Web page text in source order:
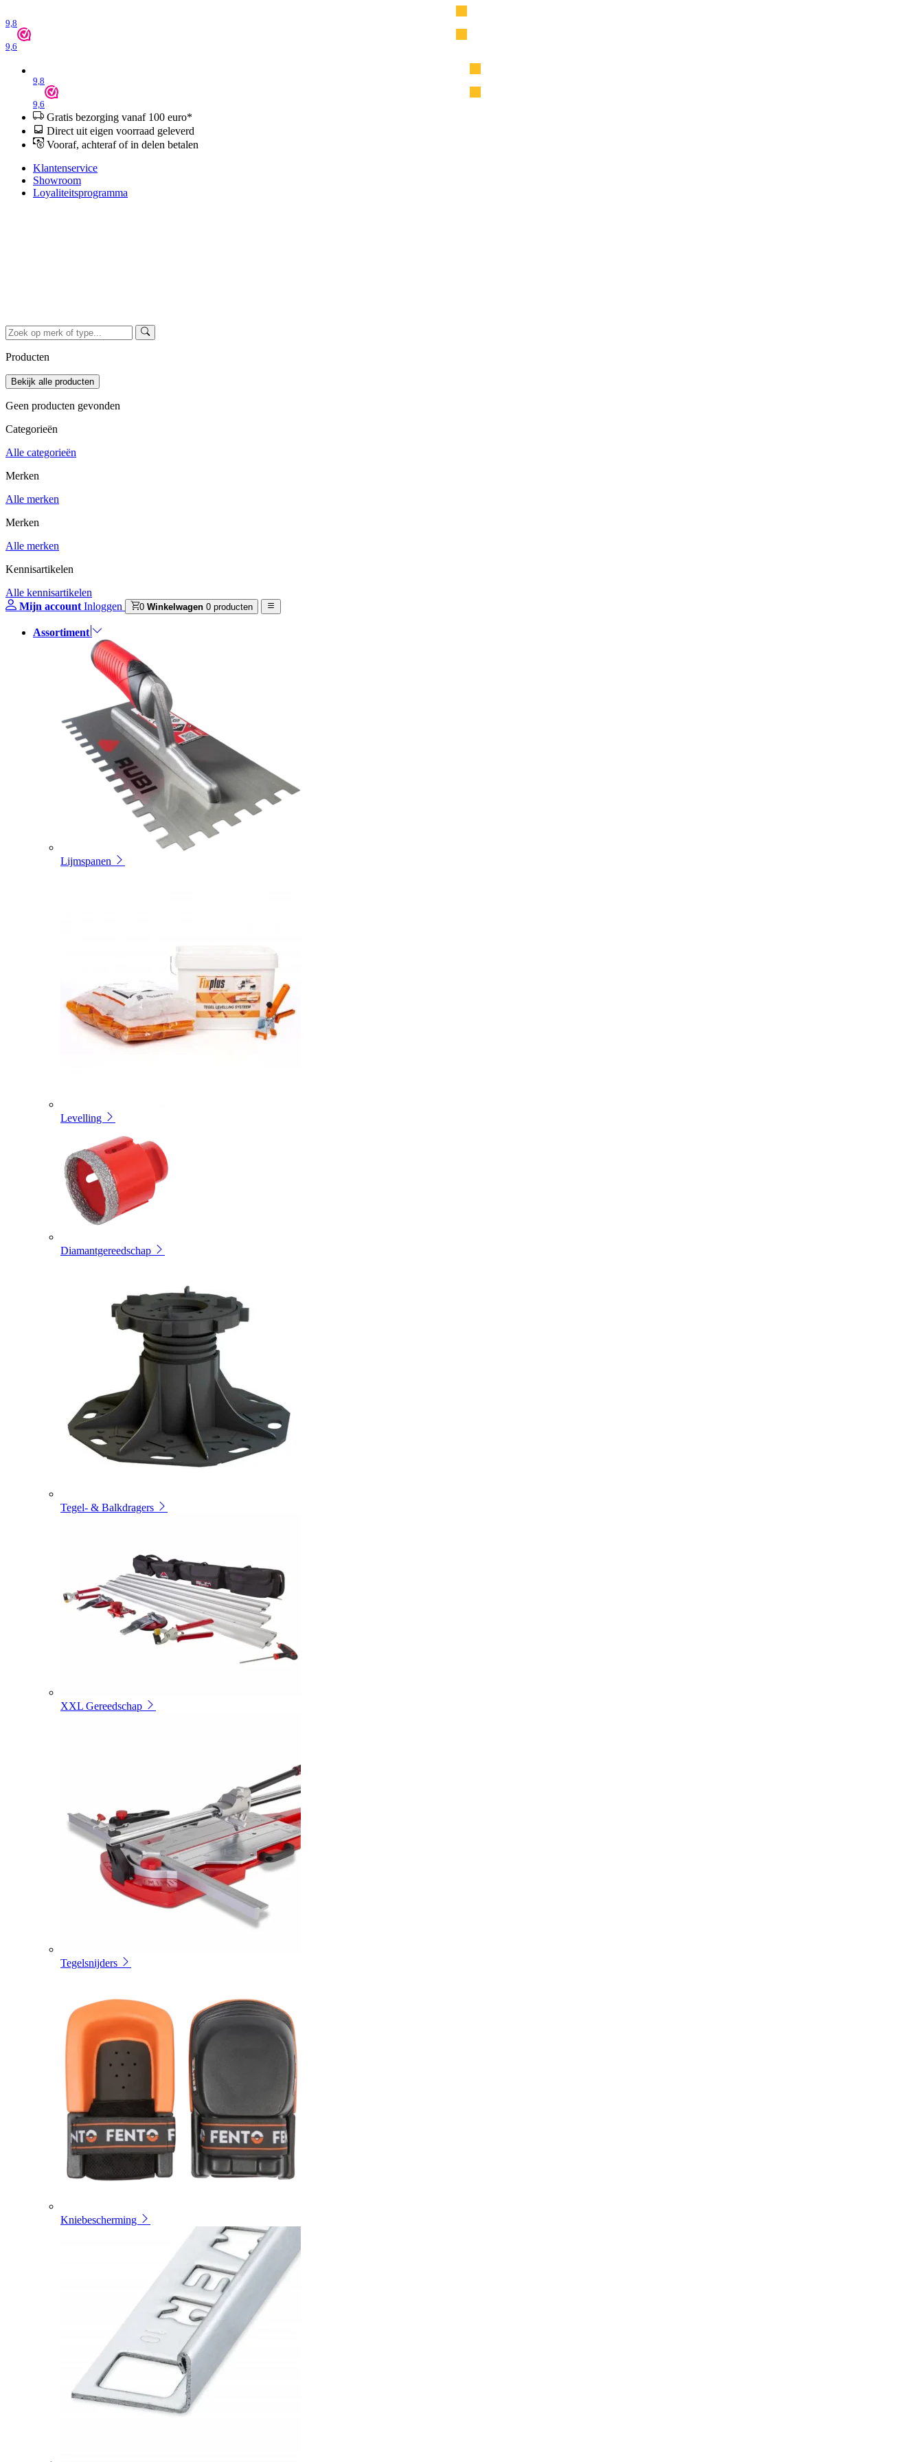
9,8
9,6
9,8
9,6
Gratis bezorging vanaf 100 euro*
Direct uit eigen voorraad geleverd
Vooraf, achteraf of in delen betalen
Klantenservice
Showroom
Loyaliteitsprogramma
Producten
Geen producten gevonden
Categorieën
Alle categorieën
Merken
Alle merken
Merken
Alle merken
Kennisartikelen
Alle kennisartikelen
Mijn account Inloggen 0 Winkelwagen 0 producten
Assortiment
Lijmspanen
Levelling
Diamantgereedschap
Tegel- & Balkdragers
XXL Gereedschap
Tegelsnijders
Kniebescherming